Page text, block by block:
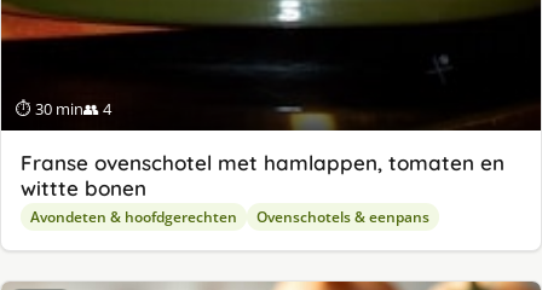
⏱ 30 min👥 4
Franse ovenschotel met hamlappen, tomaten en
wittte bonen
Avondeten & hoofdgerechten Ovenschotels & eenpans